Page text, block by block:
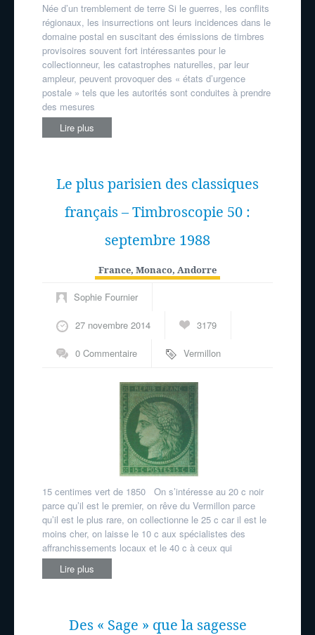
Née d’un tremblement de terre Si le guerres, les conflits
régionaux, les insurrections ont leurs incidences dans le
domaine postal en suscitant des émissions de timbres
provisoires souvent fort intéressantes pour le
collectionneur, les catastrophes naturelles, par leur
ampleur, peuvent provoquer des « états d’urgence
postale » tels que les autorités sont conduites à prendre
des mesures
Lire plus
Le plus parisien des classiques
français – Timbroscopie 50 :
septembre 1988
France, Monaco, Andorre
Sophie Fournier
27 novembre 2014 3179
0 Commentaire Vermillon
15 centimes vert de 1850 On s’intéresse au 20 c noir
parce qu’il est le premier, on rêve du Vermillon parce
qu’il est le plus rare, on collectionne le 25 c car il est le
moins cher, on laisse le 10 c aux spécialistes des
affranchissements locaux et le 40 c à ceux qui
Lire plus
Des « Sage » que la sagesse